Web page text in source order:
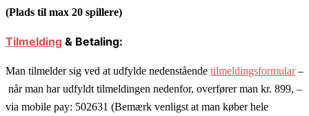
(Plads til max 20 spillere)
Tilmelding & Betaling:
Man tilmelder sig ved at udfylde nedenstående tilmeldingsformular–
når man har udfyldt tilmeldingen nedenfor, overfører man kr. 899, –
via mobile pay: 502631 (Bemærk venligst at man køber hele